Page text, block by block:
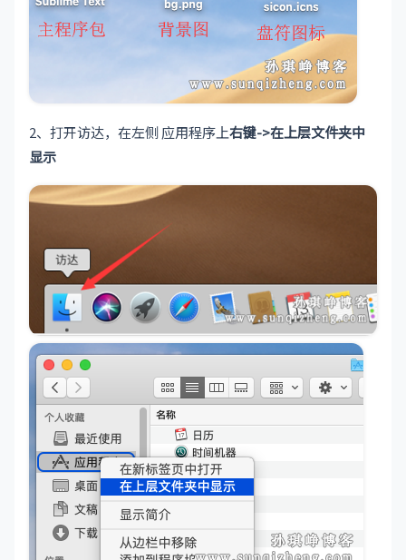
2、打开访达，在左侧 应用程序上右键->在上层文件夹中
显示